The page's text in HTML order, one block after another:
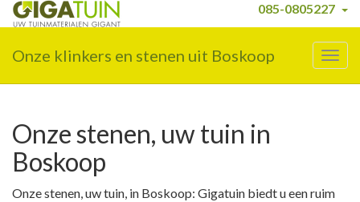
085-0805227
Onze klinkers en stenen uit Boskoop
Onze stenen, uw tuin in
Boskoop
Onze stenen, uw tuin, in Boskoop: Gigatuin biedt u een ruim